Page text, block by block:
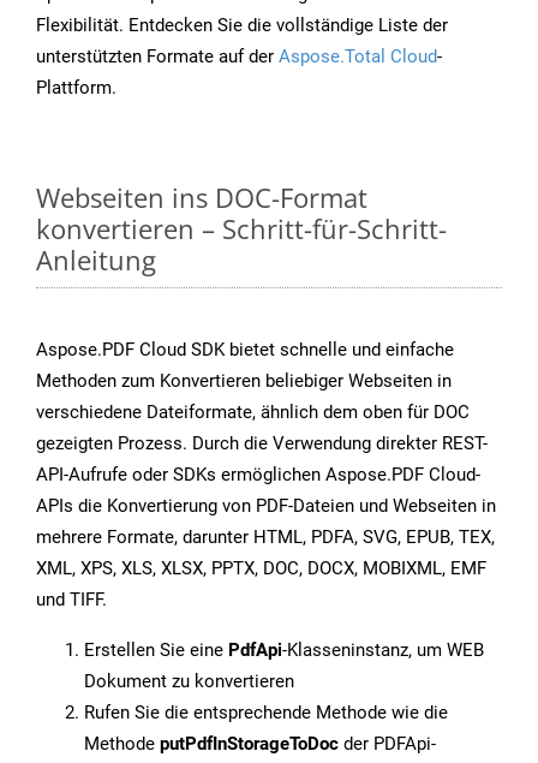
Flexibilität. Entdecken Sie die vollständige Liste der
unterstützten Formate auf der Aspose.Total Cloud-
Plattform.
Webseiten ins DOC-Format
konvertieren – Schritt-für-Schritt-
Anleitung
Aspose.PDF Cloud SDK bietet schnelle und einfache
Methoden zum Konvertieren beliebiger Webseiten in
verschiedene Dateiformate, ähnlich dem oben für DOC
gezeigten Prozess. Durch die Verwendung direkter REST-
API-Aufrufe oder SDKs ermöglichen Aspose.PDF Cloud-
APIs die Konvertierung von PDF-Dateien und Webseiten in
mehrere Formate, darunter HTML, PDFA, SVG, EPUB, TEX,
XML, XPS, XLS, XLSX, PPTX, DOC, DOCX, MOBIXML, EMF
und TIFF.
Erstellen Sie eine PdfApi-Klasseninstanz, um WEB
Dokument zu konvertieren
Rufen Sie die entsprechende Methode wie die
Methode putPdfInStorageToDoc der PDFApi-